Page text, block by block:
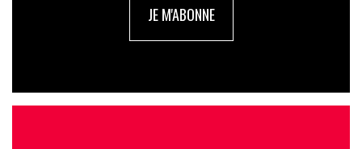
JE M'ABONNE